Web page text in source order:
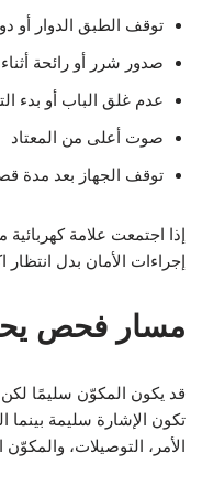
توقف الطبق الدوار أو
صدور شرر أو رائحة
عدم غلق الباب أو بدء
صوت أعلى من المعتاد
توقف الجهاز بعد مدة
إذا اجتمعت علامة كهربائية
إجراءات الأمان بدل انتظار
مسار فحص
قد يكون المكوّن سليمًا لكن
تكون الإشارة سليمة
الأمر، التوصيلات،